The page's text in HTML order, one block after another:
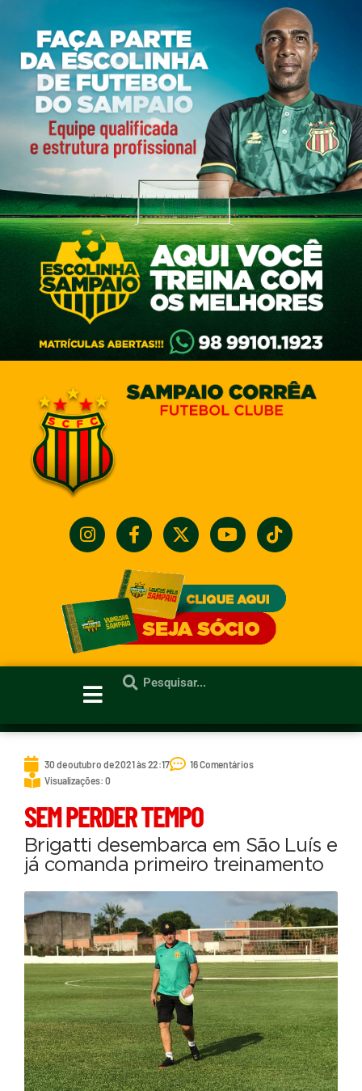
30 de outubro de 2021 às 22:17
16 Comentários
Visualizações: 0
SEM PERDER TEMPO
Brigatti desembarca em São Luís e
já comanda primeiro treinamento